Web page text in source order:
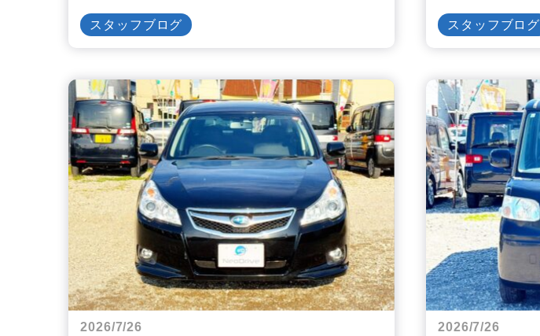
スタッフブログ スタッフブログ
2026/7/26 2026/7/26